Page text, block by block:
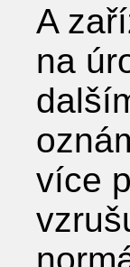
A
na
více